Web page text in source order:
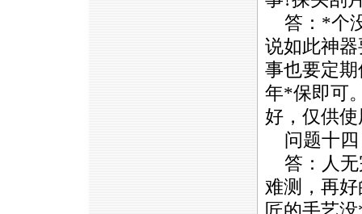
答： *个
说如此神
事也要定
年*保即可
好，仅供使
问题十四
答：人无
难测，再